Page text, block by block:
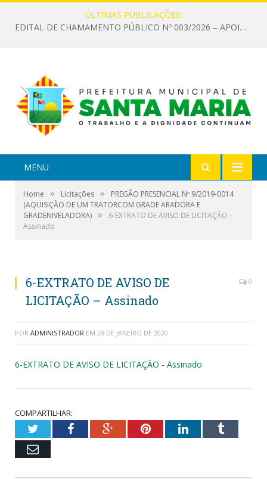
ÚLTIMAS PUBLICAÇÕES:
EDITAL DE CHAMAMENTO PÚBLICO Nº 003/2026 – APOIO À INFRAESTRUTURA CULTURAL
MENU
Home » Licitações »
PREGÃO PRESENCIAL Nº 9/2019-0014
(AQUISIÇÃO DE UM TRATORCOM GRADE ARADORA E
GRADENIVELADORA) »
6-EXTRATO DE AVISO DE LICITAÇÃO –
Assinado
6-EXTRATO DE AVISO DE
LICITAÇÃO – Assinado
0
POR ADMINISTRADOR EM 28 DE JANEIRO DE 2020
6-EXTRATO DE AVISO DE LICITAÇÃO - Assinado
COMPARTILHAR:
TwitterFacebookGoogle+PinterestLinkedInTumblr
Email